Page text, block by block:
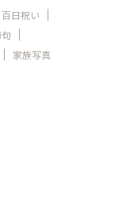
日祝い
家族写真